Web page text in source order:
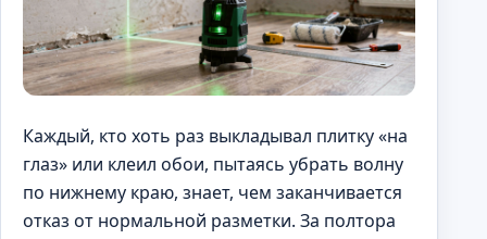
Каждый, кто хоть раз выкладывал плитку «на
глаз» или клеил обои, пытаясь убрать волну
по нижнему краю, знает, чем заканчивается
отказ от нормальной разметки. За полтора